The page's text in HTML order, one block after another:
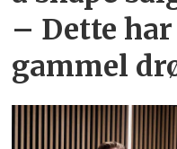
– Dette
gammel